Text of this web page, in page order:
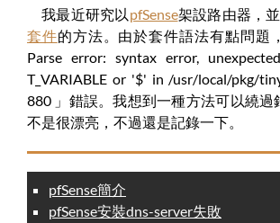
我最近研究以 pfSense架設路由器，
套件的方法。由於套件語法有點問題
Parse error: syntax error,
T_VARIABLE or '$' in /usr/local/pkg/
880 」錯誤。我想到一種方法可以繞過
不是很漂亮，不過還是記錄一下。
pfSense簡介
pfSense安裝dns-server失敗